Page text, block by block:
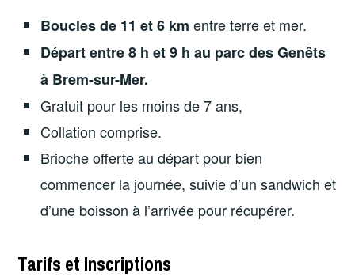
Boucles de 11 et 6 km entre terre et mer.
Départ entre 8 h et 9 h au parc des Genêts
à Brem-sur-Mer.
Gratuit pour les moins de 7 ans,
Collation comprise.
Brioche offerte au départ pour bien
commencer la journée, suivie d’un sandwich et
d’une boisson à l’arrivée pour récupérer.
Tarifs et Inscriptions